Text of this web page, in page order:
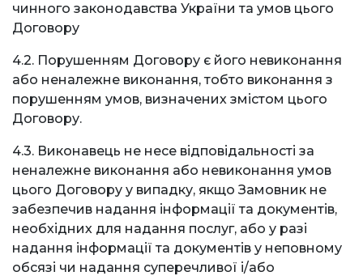
чинного законодавства України та умов цього
Договору
4.2. Порушенням Договору є його невиконання
або неналежне виконання, тобто виконання з
порушенням умов, визначених змістом цього
Договору.
4.3. Виконавець не несе відповідальності за
неналежне виконання або невиконання умов
цього Договору у випадку, якщо Замовник не
забезпечив надання інформації та документів,
необхідних для надання послуг, або у разі
надання інформації та документів у неповному
обсязі чи надання суперечливої і/або